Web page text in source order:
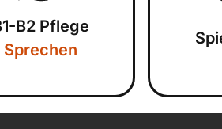
B2 Pflege
Sprechen